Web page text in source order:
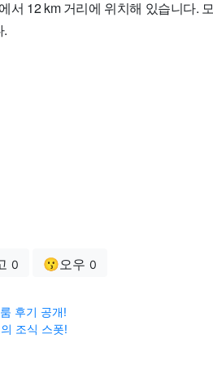
서 12 km 거리에 위치해 있습니다.
.
0 😗오우 0
후기 공개!
조식 스폿!